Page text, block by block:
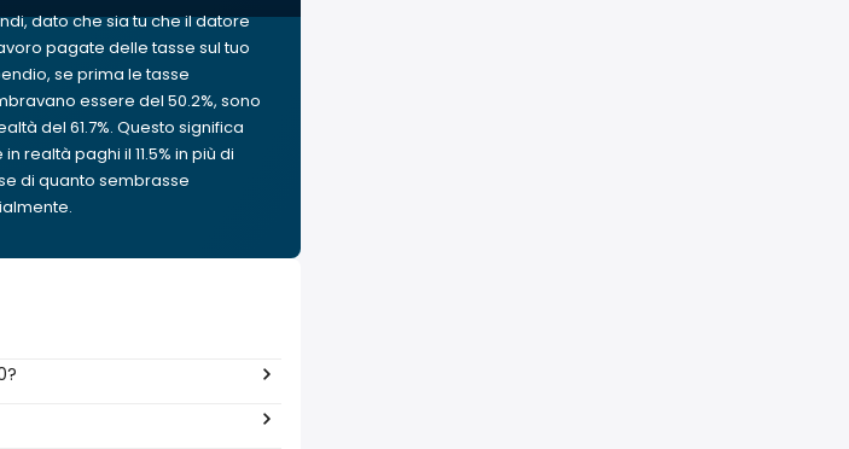
dato che sia tu che il datore
pagate delle tasse sul tuo
se prima le tasse
essere del 50.2%, sono
del 61.7%. Questo significa
in realtà paghi il 11.5% in più di
di quanto sembrasse